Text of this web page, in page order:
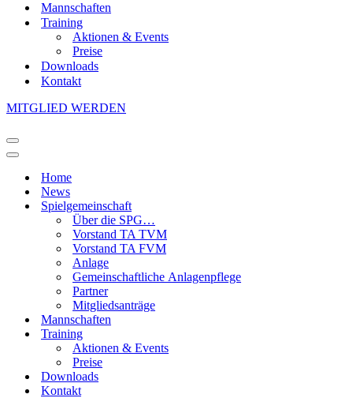
Mannschaften
Training
Aktionen & Events
Preise
Downloads
Kontakt
MITGLIED WERDEN
Navigationsmenü
Navigationsmenü
Home
News
Spielgemeinschaft
Über die SPG…
Vorstand TA TVM
Vorstand TA FVM
Anlage
Gemeinschaftliche Anlagenpflege
Partner
Mitgliedsanträge
Mannschaften
Training
Aktionen & Events
Preise
Downloads
Kontakt